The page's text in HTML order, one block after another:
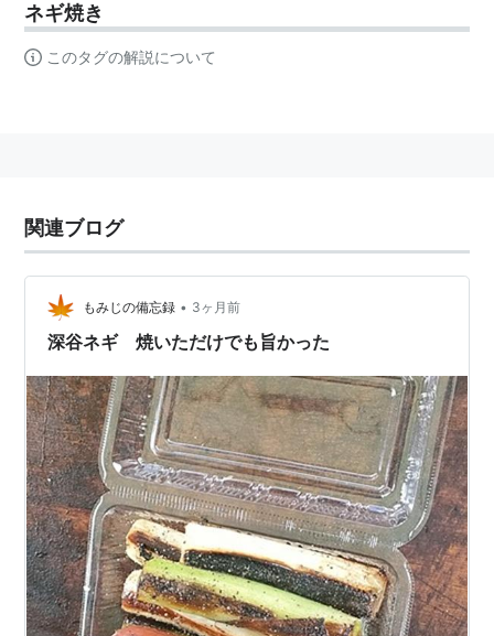
ネギ焼き
このタグの解説について
関連ブログ
もみじの備忘録 • 3ヶ月前
深谷ネギ 焼いただけでも旨かった